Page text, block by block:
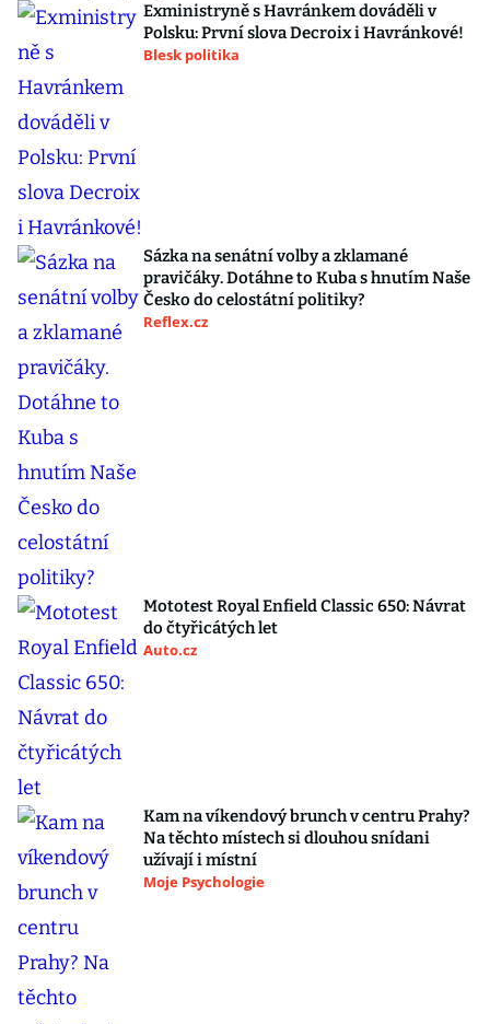
Exministryně s Havránkem dováděli v
Polsku: První slova Decroix i Havránkové!
Blesk politika
Sázka na senátní volby a zklamané
pravičáky. Dotáhne to Kuba s hnutím Naše
Česko do celostátní politiky?
Reflex.cz
Mototest Royal Enfield Classic 650: Návrat
do čtyřicátých let
Auto.cz
Kam na víkendový brunch v centru Prahy?
Na těchto místech si dlouhou snídani
užívají i místní
Moje Psychologie